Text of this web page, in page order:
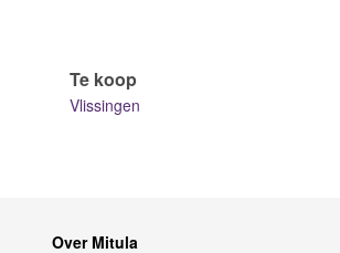
Te koop
Vlissingen
Over Mitula